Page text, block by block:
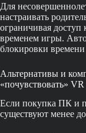
Для
настраивать
ограничивая доступ
временем игры.
блокировки
Альтернативы и
«почувствовать»
Если покупка ПК и
существуют менее